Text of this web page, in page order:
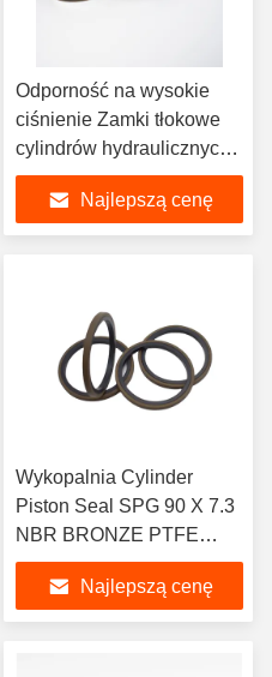
Odporność na wysokie
ciśnienie Zamki tłokowe
cylindrów hydraulicznych
Zamki NCF Zamki TPM
Zamki TpmNajlepszą cenę
Wykopalnia Cylinder
Piston Seal SPG 90 X 7.3
NBR BRONZE PTFE
Brązowy Kolor
Najlepszą cenę